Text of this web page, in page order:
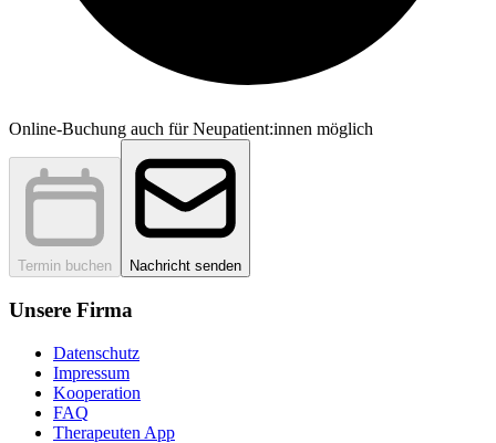
Online-Buchung auch für Neupatient:innen möglich
Termin buchen Nachricht senden
Unsere Firma
Datenschutz
Impressum
Kooperation
FAQ
Therapeuten App